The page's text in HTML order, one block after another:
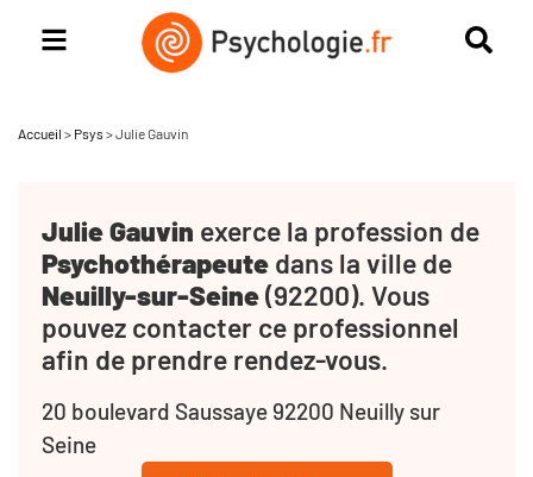
Accueil > Psys >Julie Gauvin
Julie Gauvin exerce la profession de
Psychothérapeute dans la ville de
Neuilly-sur-Seine(92200). Vous
pouvez contacter ce professionnel
afin de prendre rendez-vous.
20 boulevard Saussaye 92200 Neuilly sur
Seine